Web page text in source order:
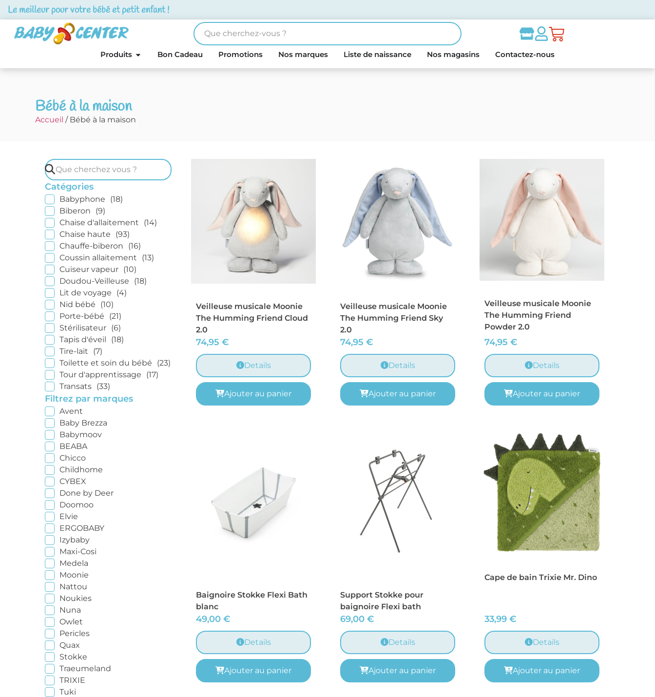
Le meilleur pour votre bébé et petit enfant !
Produits Bon Cadeau Promotions Nos marques Liste de naissance Nos magasins Contactez-nous
Bébé à la maison
Accueil / Bébé à la maison
Catégories
Babyphone
(18)
Biberon
(9)
Chaise d'allaitement
(14)
Chaise haute
(93)
Chauffe-biberon
(16)
Coussin allaitement
(13)
Cuiseur vapeur (10)
Doudou-Veilleuse
(18)
Lit de voyage
(4)
Nid bébé
(10)
Porte-bébé
(21)
Stérilisateur (6)
Tapis d'éveil
(18)
Tire-lait
(7)
Toilette et soin du bébé
(23)
Tour d'apprentissage
(17)
Transats (33)
Filtrez par marques
Avent
Baby Brezza
Babymoov
BEABA
Chicco
Childhome
CYBEX
Done by Deer
Doomoo
Elvie
ERGOBABY
Izybaby
Maxi-Cosi
Medela
Moonie
Nattou
Noukies
Nuna
Owlet
Pericles
Quax
Stokke
Traeumeland
TRIXIE
Tuki
Veilleuse musicale Moonie
The Humming Friend Cloud
2.0
74,95 €
Details
Ajouter au panier
Veilleuse musicale Moonie
The Humming Friend Sky
2.0
74,95 €
Details
Ajouter au panier
Veilleuse musicale Moonie
The Humming Friend
Powder 2.0
74,95 €
Details
Ajouter au panier
Baignoire Stokke Flexi Bath
blanc
49,00 €
Details
Ajouter au panier
Support Stokke pour
baignoire Flexi bath
69,00 €
Details
Ajouter au panier
Cape de bain Trixie Mr. Dino
33,99 €
Details
Ajouter au panier